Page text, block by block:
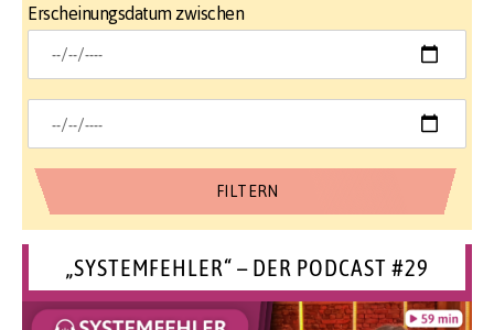
Erscheinungsdatum zwischen
„SYSTEMFEHLER“ – DER PODCAST #29